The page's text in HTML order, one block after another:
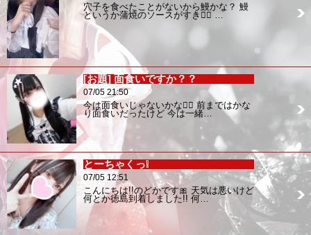
穴子を食べたことがないから鰻かな？ 鰻
というか蒲焼のソースがすき🙂‍↕️ …
[お題] 面食いですか？？
07/05 21:50
今は面食いじゃないかな🙂‍↕️ 前まではかな
り面食いだったけど 今は一緒…
とーちゃくっ❕
07/05 12:51
こんにちは!!のどかです🎀 天気は悪いけど
何とか徳島到着しました!! 何…